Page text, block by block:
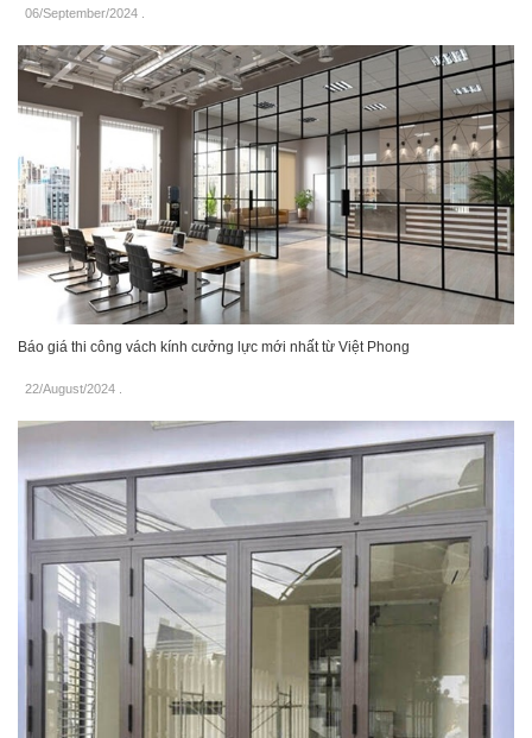
06/September/2024
Báo giá thi công vách kính cưởng lực mới nhất từ Việt Phong
22/August/2024